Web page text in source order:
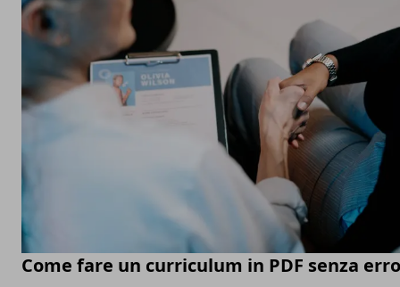
Come fare un curriculum in PDF senza